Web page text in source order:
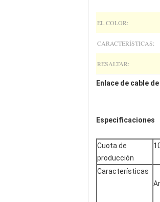
EL COLOR:
CARACTERÍSTICAS:
RESALTAR:
Enlace de cable
Especificaciones
Cuota de
producción
Características